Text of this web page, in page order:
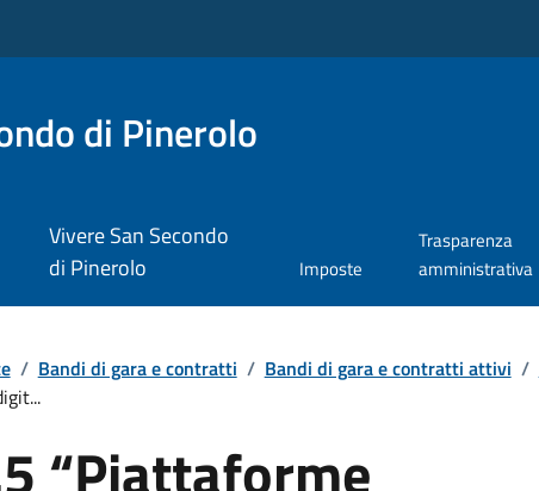
di Pinerolo
Vivere San Secondo
di Pinerolo
Imposte
Trasparenza
amministrativa
/ Bandi di gara e contratti / Bandi di gara e contratti attivi /